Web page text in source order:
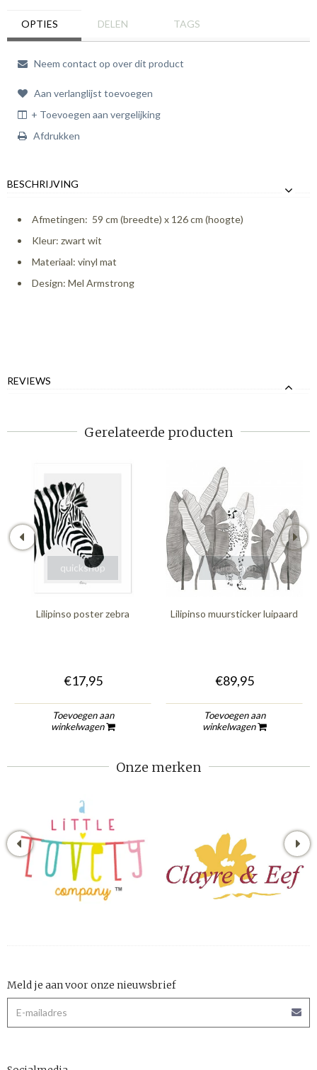
OPTIES DELEN TAGS
Neem contact op over dit product
Aan verlanglijst toevoegen
+ Toevoegen aan vergelijking
Afdrukken
BESCHRIJVING
Afmetingen: 59 cm (breedte) x 126 cm (hoogte)
Kleur: zwart wit
Materiaal: vinyl mat
Design: Mel Armstrong
REVIEWS
Gerelateerde producten
quickshop
Lilipinso poster zebra
€17,95
Toevoegen aan
winkelwagen
quickshop
Lilipinso muursticker luipaard
€89,95
Toevoegen aan
winkelwagen
Onze merken
Meld je aan voor onze nieuwsbrief